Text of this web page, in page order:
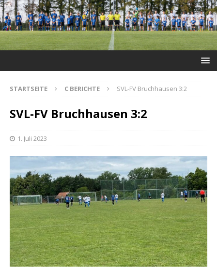
STARTSEITE C BERICHTE SVL-FV Bruchhausen 3:2
SVL-FV Bruchhausen 3:2
1. Juli 2023